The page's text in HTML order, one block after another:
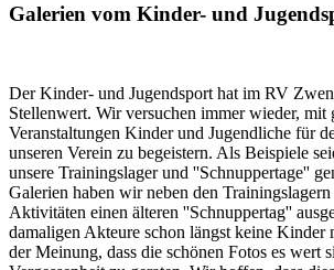
Galerien vom Kinder- und
Der Kinder- und Jugendsport hat im RV
Stellenwert. Wir versuchen immer wieder, mit
Veranstaltungen Kinder und Jugendliche für
unseren Verein zu begeistern. Als Beispiele
unsere Trainingslager und ''Schnuppertage''
Galerien haben wir neben den
Aktivitäten einen älteren ''Schnuppertag''
damaligen Akteure schon längst keine Kinder
der Meinung, dass die schönen Fotos es wert